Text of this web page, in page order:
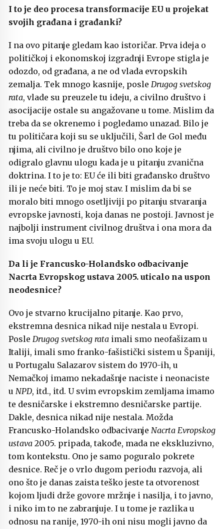
I to je deo procesa transformacije EU u projekat
svojih građana i građanki?
I na ovo pitanje gledam kao istoričar. Prva ideja o
političkoj i ekonomskoj izgradnji Evrope stigla je
odozdo, od građana, a ne od vlada evropskih
zemalja. Tek mnogo kasnije, posle Drugog svetskog
rata, vlade su preuzele tu ideju, a civilno društvo i
asocijacije ostale su angažovane u tome. Mislim da
treba da se okrenemo i pogledamo unazad. Bilo je
tu političara koji su se uključili, Šarl de Gol među
njima, ali civilno je društvo bilo ono koje je
odigralo glavnu ulogu kada je u pitanju zvanična
doktrina. I to je to: EU će ili biti građansko društvo
ili je neće biti. To je moj stav. I mislim da bi se
moralo biti mnogo osetljiviji po pitanju stvaranja
evropske javnosti, koja danas ne postoji. Javnost je
najbolji instrument civilnog društva i ona mora da
ima svoju ulogu u EU.
Da li je Francusko-Holandsko odbacivanje
Nacrta Evropskog ustava 2005. uticalo na uspon
neodesnice?
Ovo je stvarno krucijalno pitanje. Kao prvo,
ekstremna desnica nikad nije nestala u Evropi.
Posle Drugog svetskog rata imali smo neofašizam u
Italiji, imali smo franko-fašistički sistem u Španiji,
u Portugalu Salazarov sistem do 1970-ih, u
Nemačkoj imamo nekadašnje naciste i neonaciste
u NPD, itd., itd. U svim evropskim zemljama imamo
te desničarske i ekstremno desničarske partije.
Dakle, desnica nikad nije nestala. Možda
Francusko-Holandsko odbacivanje Nacrta Evropskog
ustava 2005. pripada, takođe, mada ne ekskluzivno,
tom kontekstu. Ono je samo poguralo pokrete
desnice. Reč je o vrlo dugom periodu razvoja, ali
ono što je danas zaista teško jeste ta otvorenost
kojom ljudi drže govore mržnje i nasilja, i to javno,
i niko im to ne zabranjuje. I u tome je razlika u
odnosu na ranije, 1970-ih oni nisu mogli javno da